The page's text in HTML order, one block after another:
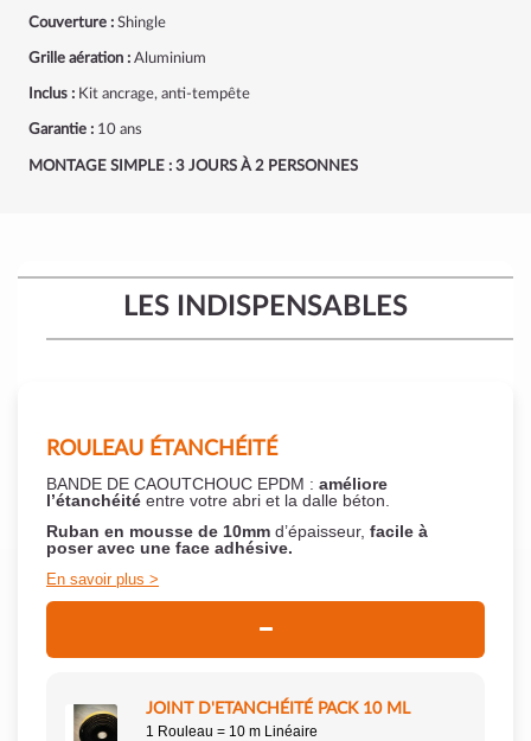
Couverture : Shingle
Grille aération : Aluminium
Inclus : Kit ancrage, anti-tempête
Garantie : 10 ans
MONTAGE SIMPLE : 3 JOURS À 2 PERSONNES
LES INDISPENSABLES
ROULEAU ÉTANCHÉITÉ
BANDE DE CAOUTCHOUC EPDM : améliore
l’étanchéité entre votre abri et la dalle béton.
Ruban en mousse de 10mm d’épaisseur, facile à
poser avec une face adhésive.
En savoir plus
JOINT D'ETANCHÉITÉ PACK 10 ML
1 Rouleau = 10 m Linéaire